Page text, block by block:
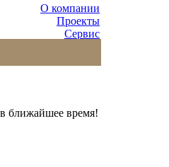
О компании
Проекты
Сервис
ближайшее время!